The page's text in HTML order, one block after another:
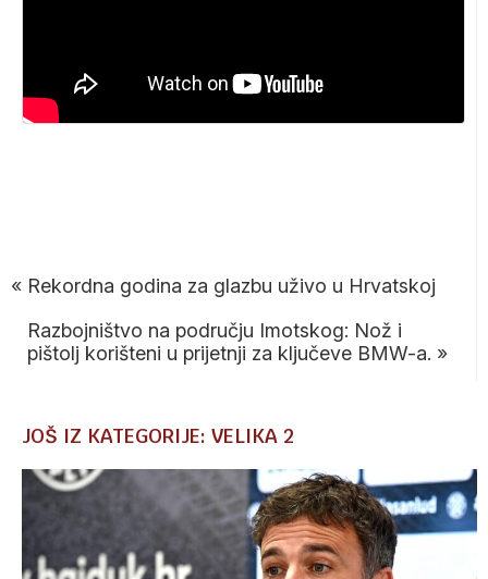
« Rekordna godina za glazbu uživo u Hrvatskoj
Razbojništvo na području Imotskog: Nož i
pištolj korišteni u prijetnji za ključeve BMW-a. »
JOŠ IZ KATEGORIJE: VELIKA 2